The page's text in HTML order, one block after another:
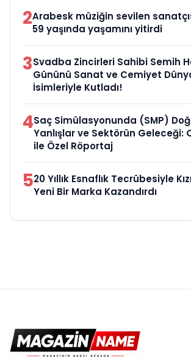
2Arabesk müziğin sevilen
59 yaşında yaşamını yitirdi
3Svadba Zincirleri Sahibi Semih
Gününü Sanat ve Cemiyet
İsimleriyle Kutladı!
4Saç Simülasyonunda (SMP)
Yanlışlar ve Sektörün Geleceği:
ile Özel Röportaj
520 Yıllık Esnaflık Tecrübesiyle
Yeni Bir Marka Kazandırdı